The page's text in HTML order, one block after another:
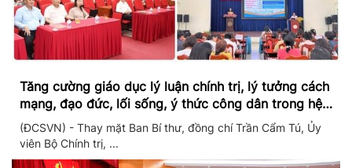
Tăng cường giáo dục lý luận chính trị, lý tưởng cách
mạng, đạo đức, lối sống, ý thức công dân trong hệ
thống giáo dục quốc dân
(ĐCSVN) - Thay mặt Ban Bí thư, đồng chí Trần Cẩm Tú, Ủy
viên Bộ Chính trị, ...